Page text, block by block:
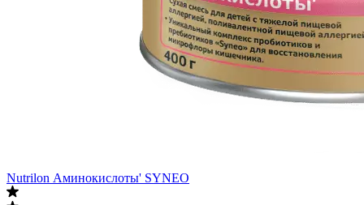
Nutrilon Аминокислоты' SYNEO